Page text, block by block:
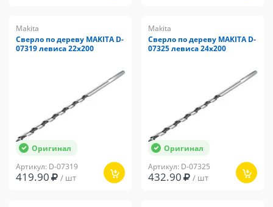
Makita
Сверло по дереву MAKITA D-
07319 левиса 22x200
Оригинал
Артикул: D-07319
419.90 / шт
Makita
Сверло по дереву MAKITA D-
07325 левиса 24x200
Оригинал
Артикул: D-07325
432.90 / шт